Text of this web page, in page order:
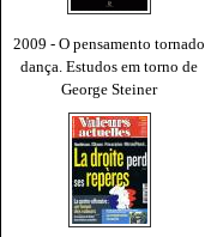
2009 - O pensamento tornado
dança. Estudos em torno de
George Steiner